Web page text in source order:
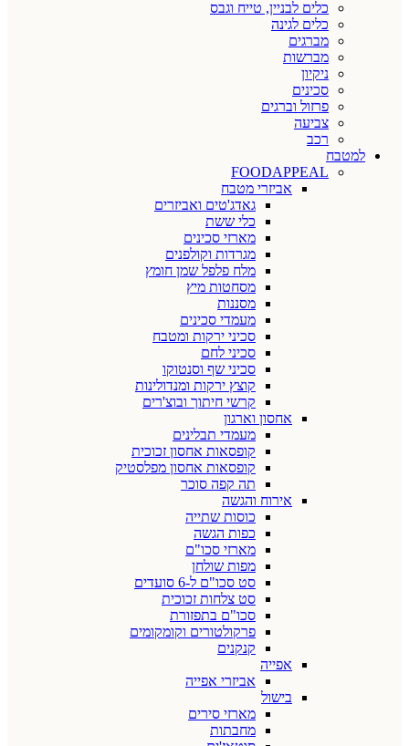
כלים לבניין, טייח וגבס
כלים לגינה
מברגים
מברשות
ניקיון
סכינים
פרזול וברגים
צביעה
רכב
למטבח
FOODAPPEAL
אביזרי מטבח
גאדג'טים ואביזרים
כלי ששת
מארזי סכינים
מגרדות וקולפנים
מלח פלפל שמן חומץ
מסחטות מיץ
מסננות
מעמדי סכינים
סכיני ירקות ומטבח
סכיני לחם
סכיני שף וסנטוקו
קוצץ ירקות ומנדולינות
קרשי חיתוך ובוצ'רים
אחסון וארגון
מעמדי תבלינים
קופסאות אחסון זכוכית
קופסאות אחסון מפלסטיק
תה קפה סוכר
אירוח והגשה
כוסות שתייה
כפות הגשה
מארזי סכו"ם
מפות שולחן
סט סכו"ם ל-6 סועדים
סט צלחות זכוכית
סכו"ם בתפזורת
פרקולטורים וקומקומים
קנקנים
אפייה
אביזרי אפייה
בישול
מארזי סירים
מחבתות